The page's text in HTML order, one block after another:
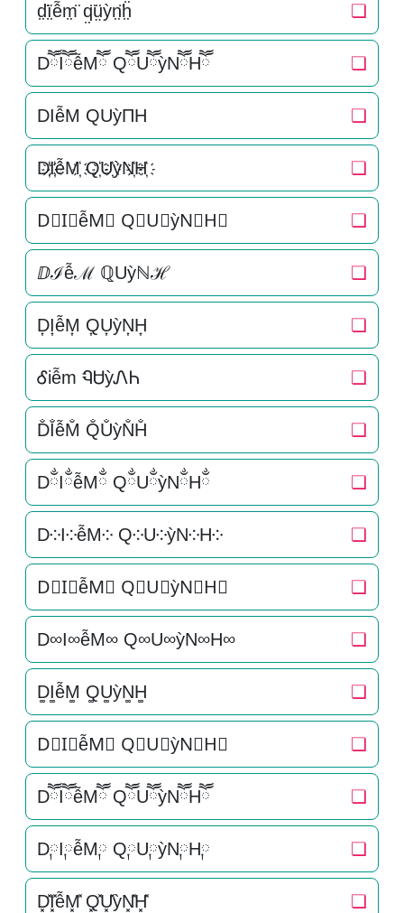
d̤̈ï̤ễm̤̈ q̤̈ṳ̈ỳn̤̈ḧ̤ ❏
DཽIཽễMཽ QཽUཽỳNཽHཽ ❏
DIễM QUỳΠH ❏
D҉I҉ễM҉ Q҉U҉ỳN҉H҉ ❏
D⃜I⃜ễM⃜ Q⃜U⃜ỳN⃜H⃜ ❏
ⅅℐễℳ ℚUỳℕℋ ❏
D͎I͎ễM͎ Q͎U͎ỳN͎H͎ ❏
Ꮄiễm ᏄᏌỳᏁᏂ ❏
D̐I̐ễM̐ Q̐U̐ỳN̐H̐ ❏
DྂIྂễMྂ QྂUྂỳNྂHྂ ❏
D༶I༶ễM༶ Q༶U༶ỳN༶H༶ ❏
D⃕I⃕ễM⃕ Q⃕U⃕ỳN⃕H⃕ ❏
D∞I∞ễM∞ Q∞U∞ỳN∞H∞ ❏
D͚I͚ễM͚ Q͚U͚ỳN͚H͚ ❏
D⃒I⃒ễM⃒ Q⃒U⃒ỳN⃒H⃒ ❏
DཽIཽễMཽ QཽUཽỳNཽHཽ ❏
D༙I༙ễM༙ Q༙U༙ỳN༙H༙ ❏
D͓̽I͓̽ễM͓̽ Q͓̽U͓̽ỳN͓̽H͓̽ ❏